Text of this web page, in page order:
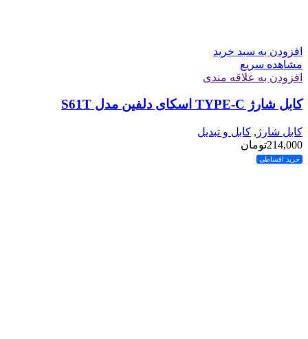
افزودن به سبد خرید
مشاهده سریع
افزودن به علاقه مندی
کابل شارژ TYPE-C اسکای دلفین مدل S61T
کابل شارژ , کابل و تبدیل
214,000تومان
خرید اقساطی